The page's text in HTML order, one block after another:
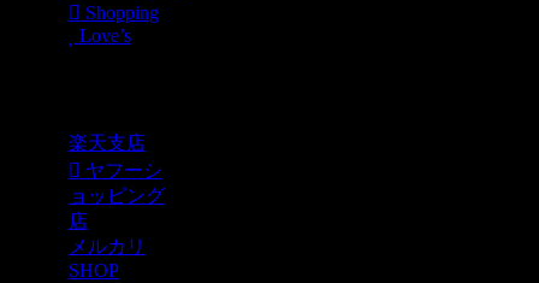
Shopping
Love’s
楽天支店
ヤフーシ
ョッピング
店
メルカリ
SHOP